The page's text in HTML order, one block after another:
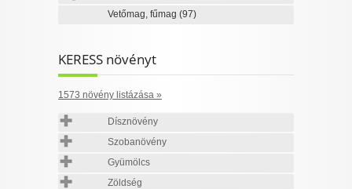
Vetőmag, fűmag (97)
KERESS növényt
1573 növény listázása »
Dísznövény
Szobanövény
Gyümölcs
Zöldség